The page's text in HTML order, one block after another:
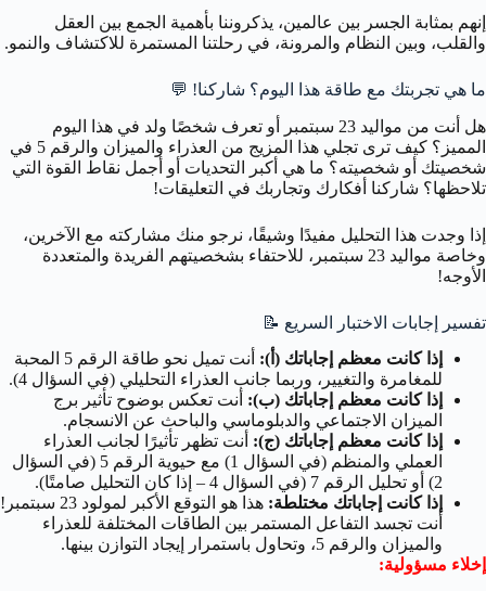
إنهم بمثابة الجسر بين عالمين، يذكروننا بأهمية الجمع بين العقل
والقلب، وبين النظام والمرونة، في رحلتنا المستمرة للاكتشاف والنمو.
ما هي تجربتك مع طاقة هذا اليوم؟ شاركنا! 💬
هل أنت من مواليد 23 سبتمبر أو تعرف شخصًا ولد في هذا اليوم
المميز؟ كيف ترى تجلي هذا المزيج من العذراء والميزان والرقم 5 في
شخصيتك أو شخصيته؟ ما هي أكبر التحديات أو أجمل نقاط القوة التي
تلاحظها؟ شاركنا أفكارك وتجاربك في التعليقات!
إذا وجدت هذا التحليل مفيدًا وشيقًا، نرجو منك مشاركته مع الآخرين،
وخاصة مواليد 23 سبتمبر، للاحتفاء بشخصيتهم الفريدة والمتعددة
الأوجه!
تفسير إجابات الاختبار السريع 📝
إذا كانت معظم إجاباتك (أ):
أنت تميل نحو طاقة الرقم 5 المحبة
للمغامرة والتغيير، وربما جانب العذراء التحليلي (في السؤال 4).
إذا كانت معظم إجاباتك (ب): أنت تعكس بوضوح تأثير برج
الميزان الاجتماعي والدبلوماسي والباحث عن الانسجام.
إذا كانت معظم إجاباتك (ج): أنت تظهر تأثيرًا لجانب العذراء
العملي والمنظم (في السؤال 1) مع حيوية الرقم 5 (في السؤال
2) أو تحليل الرقم 7 (في السؤال 4 – إذا كان التحليل صامتًا).
إذا كانت إجاباتك مختلطة:
هذا هو التوقع الأكبر لمولود 23 سبتمبر!
أنت تجسد التفاعل المستمر بين الطاقات المختلفة للعذراء
والميزان والرقم 5، وتحاول باستمرار إيجاد التوازن بينها.
إخلاء مسؤولية: